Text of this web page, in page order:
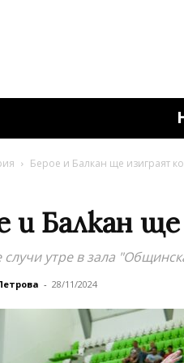
Берое и Балкан ще изиграят
и Балкан
случи утре в зала
- 28/11/2024